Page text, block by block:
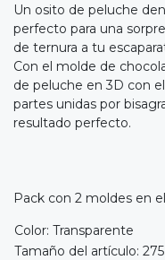
Un osito de peluche
perfecto para una
de ternura a tu
Con el molde de
de peluche en 3D con
partes unidas por
resultado perfecto.
Pack con 2 moldes en
Color: Transparente
Tamaño del artículo: